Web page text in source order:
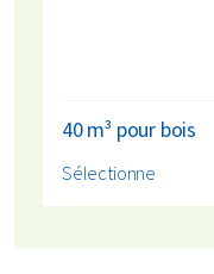
40 m³ pour bois
Sélectionne